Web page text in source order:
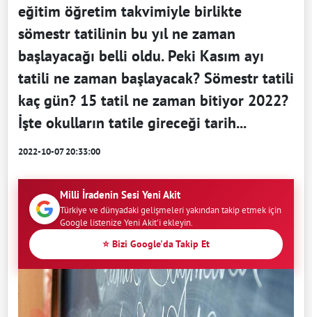
eğitim öğretim takvimiyle birlikte
sömestr tatilinin bu yıl ne zaman
başlayacağı belli oldu. Peki Kasım ayı
tatili ne zaman başlayacak? Sömestr tatili
kaç gün? 15 tatil ne zaman bitiyor 2022?
İşte okulların tatile gireceği tarih...
2022-10-07 20:33:00
Milli İradenin Sesi Yeni Akit
Türkiye ve dünyadaki gelişmeleri yakından takip etmek için
Google listenize Yeni Akit'i ekleyin.
⭐ Bizi Google'da Takip Et